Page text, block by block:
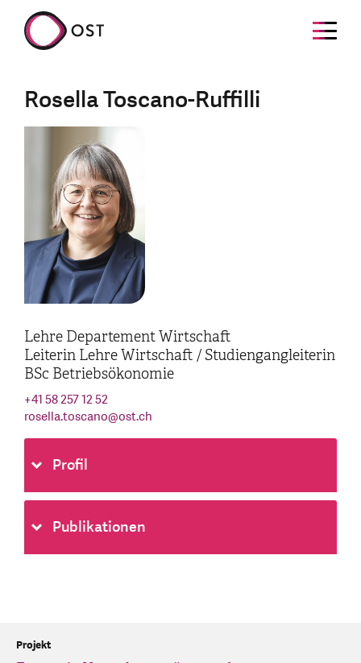
Rosella Toscano-Ruffilli
Lehre Departement Wirtschaft
Leiterin Lehre Wirtschaft / Studiengangleiterin
BSc Betriebsökonomie
+41 58 257 12 52
rosella.toscano@ost.ch
Profil
Publikationen
Projekt